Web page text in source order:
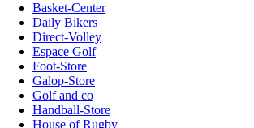
Basket-Center
Daily Bikers
Direct-Volley
Espace Golf
Foot-Store
Galop-Store
Golf and co
Handball-Store
House of Rugby